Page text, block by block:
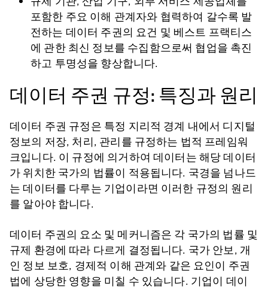
포함한 주요 이해 관계자와 협력하여 갈수록 발
전하는 데이터 주권의 요건 및 베스트 프랙티스
에 관한 최신 정보를 수집함으로써 협업을 촉진
하고 투명성을 향상합니다.
데이터 주권 규정: 특징과 원리
데이터 주권 규정은 특정 지리적 경계 내에서 디지털
정보의 저장, 처리, 관리를 규정하는 법적 프레임워
크입니다. 이 규정에 의거하여 데이터는 해당 데이터
가 위치한 국가의 법률이 적용됩니다. 국경을 넘나드
는 데이터를 다루는 기업이라면 이러한 규정의 원리
를 알아야 합니다.
데이터 주권의 요소 및 메커니즘은 각 국가의 법률 및
규제 환경에 따라 다르게 결정됩니다. 국가 안보, 개
인 정보 보호, 경제적 이해 관계와 같은 요인이 주권
법에 상당한 영향을 미칠 수 있습니다. 기업이 데이